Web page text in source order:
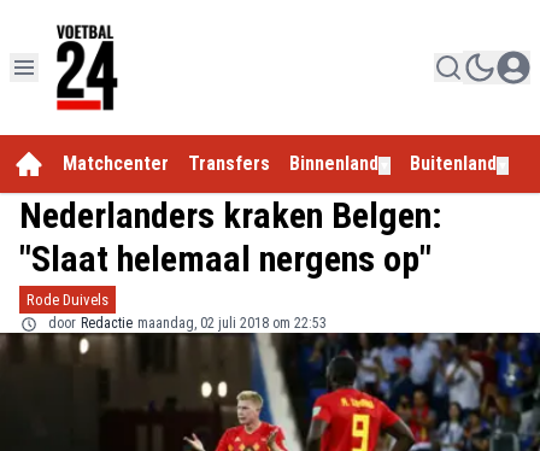
Matchcenter Transfers Binnenland Buitenland
Nederlanders kraken Belgen:
"Slaat helemaal nergens op"
Rode Duivels
door Redactie maandag, 02 juli 2018 om 22:53